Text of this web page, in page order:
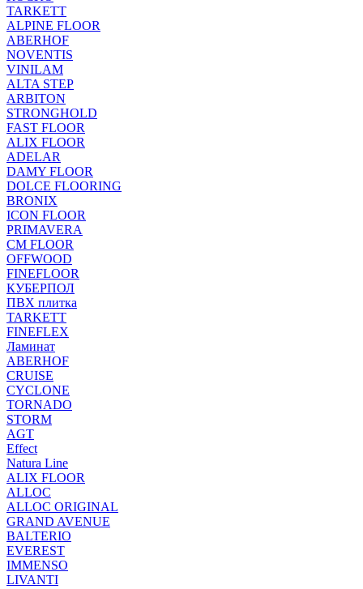
TARKETT
ALPINE FLOOR
ABERHOF
NOVENTIS
VINILAM
ALTA STEP
ARBITON
STRONGHOLD
FAST FLOOR
ALIX FLOOR
ADELAR
DAMY FLOOR
DOLCE FLOORING
BRONIX
ICON FLOOR
PRIMAVERA
CM FLOOR
OFFWOOD
FINEFLOOR
КУБЕРПОЛ
ПВХ плитка
TARKETT
FINEFLEX
Ламинат
ABERHOF
CRUISE
CYCLONE
TORNADO
STORM
AGT
Effect
Natura Line
ALIX FLOOR
ALLOC
ALLOC ORIGINAL
GRAND AVENUE
BALTERIO
EVEREST
IMMENSO
LIVANTI